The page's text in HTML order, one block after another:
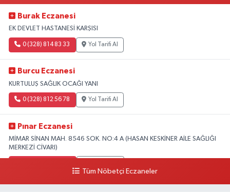
Burak Eczanesi
EK DEVLET HASTANESİ KARŞISI
0 (328) 814 83 33 Yol Tarifi Al
Burcu Eczanesi
KURTULUŞ SAĞLIK OCAĞI YANI
0 (328) 812 56 78 Yol Tarifi Al
Pınar Eczanesi
MİMAR SİNAN MAH. 8546 SOK. NO:4 A (HASAN KESKİNER AİLE SAĞLIĞI
MERKEZİ CİVARI)
Tüm Nöbetçi Eczaneler